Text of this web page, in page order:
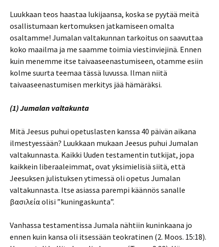
Luukkaan teos haastaa lukijaansa, koska se pyytää meitä
osallistumaan kertomuksen jatkamiseen omalta
osaltamme! Jumalan valtakunnan tarkoitus on saavuttaa
koko maailma ja me saamme toimia viestinviejinä. Ennen
kuin menemme itse taivaaseenastumiseen, otamme esiin
kolme suurta teemaa tässä luvussa. Ilman niitä
taivaaseenastumisen merkitys jää hämäräksi.
(1) Jumalan valtakunta
Mitä Jeesus puhui opetuslasten kanssa 40 päivän aikana
ilmestyessään? Luukkaan mukaan Jeesus puhui Jumalan
valtakunnasta. Kaikki Uuden testamentin tutkijat, jopa
kaikkein liberaaleimmat, ovat yksimielisiä siitä, että
Jeesuksen julistuksen ytimessä oli opetus Jumalan
valtakunnasta. Itse asiassa parempi käännös sanalle
βασιλεία olisi ”kuningaskunta”.
Vanhassa testamentissa Jumala nähtiin kuninkaana jo
ennen kuin kansa oli itsessään teokratinen (2. Moos. 15:18).